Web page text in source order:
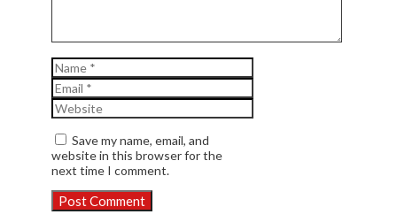
Name
Email
Website
Save my name, email, and
website in this browser for the
next time I comment.